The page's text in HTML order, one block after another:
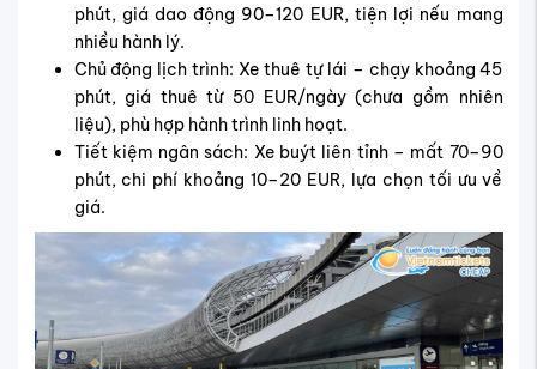
phút, giá dao động 90–120 EUR, tiện lợi nếu mang
nhiều hành lý.
Chủ động lịch trình: Xe thuê tự lái – chạy khoảng 45
phút, giá thuê từ 50 EUR/ngày (chưa gồm nhiên
liệu), phù hợp hành trình linh hoạt.
Tiết kiệm ngân sách: Xe buýt liên tỉnh – mất 70–90
phút, chi phí khoảng 10–20 EUR, lựa chọn tối ưu về
giá.